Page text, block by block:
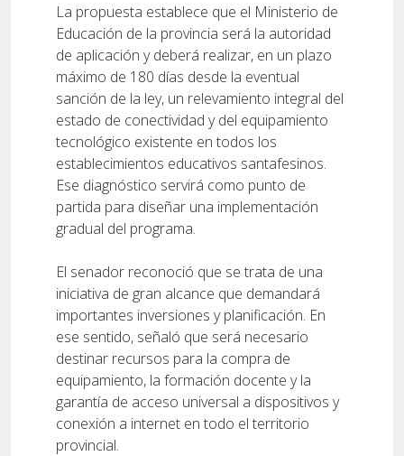
La propuesta establece que el Ministerio de
Educación de la provincia será la autoridad
de aplicación y deberá realizar, en un plazo
máximo de 180 días desde la eventual
sanción de la ley, un relevamiento integral del
estado de conectividad y del equipamiento
tecnológico existente en todos los
establecimientos educativos santafesinos.
Ese diagnóstico servirá como punto de
partida para diseñar una implementación
gradual del programa.
El senador reconoció que se trata de una
iniciativa de gran alcance que demandará
importantes inversiones y planificación. En
ese sentido, señaló que será necesario
destinar recursos para la compra de
equipamiento, la formación docente y la
garantía de acceso universal a dispositivos y
conexión a internet en todo el territorio
provincial.